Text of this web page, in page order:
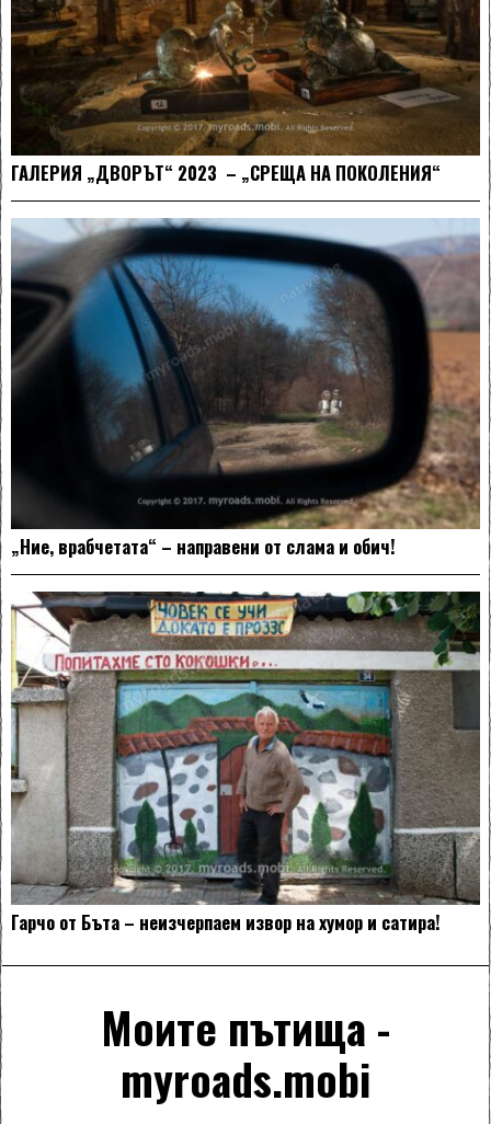
ГАЛЕРИЯ „ДВОРЪТ“ 2023 – „СРЕЩА НА ПОКОЛЕНИЯ“
„Ние, врабчетата“ – направени от слама и обич!
Гарчо от Бъта – неизчерпаем извор на хумор и сатира!
Моите пътища -
myroads.mobi